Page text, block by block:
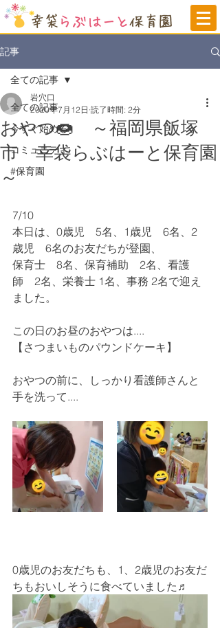
記事
全ての記事
今すぐ始める
コミュニティ
#保育園
全ての記事
おやつ🍩 ～福岡県飯塚
市 幸袋らぶはーと保育園
～
岩穴口
2020年7月12日 読了時間: 2分
7/10
本日は、0歳児　5名、1歳児　6名、2
歳児　6名のお友だちが登園、
保育士　8名、保育補助　2名、看護
師　2名、栄養士 1名、事務 2名で迎え
ました。
この日のお昼のおやつは....
【さつまいものパウンドケーキ】
おやつの前に、しっかり看護師さんと
手を洗って....
0歳児のお友だちも、1、2歳児のお友だ
ちもおいしそうに食べていました♬